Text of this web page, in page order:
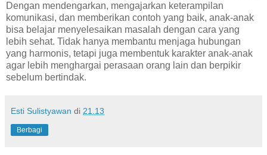
Dengan mendengarkan, mengajarkan keterampilan
komunikasi, dan memberikan contoh yang baik, anak-anak
bisa belajar menyelesaikan masalah dengan cara yang
lebih sehat. Tidak hanya membantu menjaga hubungan
yang harmonis, tetapi juga membentuk karakter anak-anak
agar lebih menghargai perasaan orang lain dan berpikir
sebelum bertindak.
Esti Sulistyawan di 21.13
Berbagi